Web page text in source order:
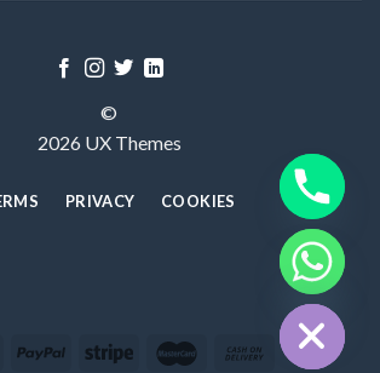
©
2026 UX Themes
PRIVACY COOKIES
HIDE
CHATY